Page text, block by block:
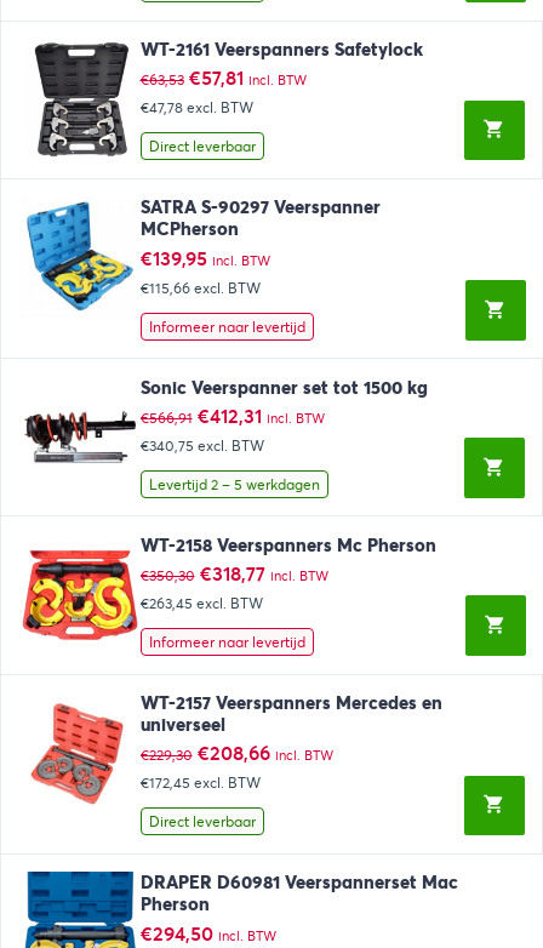
WT-2161 Veerspanners Safetylock
€63,53 Oorspronkelijke
prijs
was:
€63,53.
€57,81Huidige
prijs
is:
€57,81.
incl. BTW
€47,78 excl. BTW
Direct leverbaar
SATRA S-90297 Veerspanner
MCPherson
€139,95 incl. BTW
€115,66 excl. BTW
Informeer naar levertijd
Sonic Veerspanner set tot 1500 kg
€566,91 Oorspronkelijke
prijs
was:
€566,91.
€412,31Huidige
prijs
is:
€412,31.
incl. BTW
€340,75 excl. BTW
Levertijd 2 – 5 werkdagen
WT-2158 Veerspanners Mc Pherson
€350,30 Oorspronkelijke
prijs
was:
€350,30.
€318,77Huidige
€318,77.
incl. BTW
€263,45 excl. BTW
Informeer naar levertijd
WT-2157 Veerspanners Mercedes en
universeel
€229,30 Oorspronkelijke
prijs
was:
€229,30.
€208,66Huidige
incl. BTW
€172,45 excl. BTW
Direct leverbaar
DRAPER D60981 Veerspannerset Mac
Pherson
€294,50 incl. BTW